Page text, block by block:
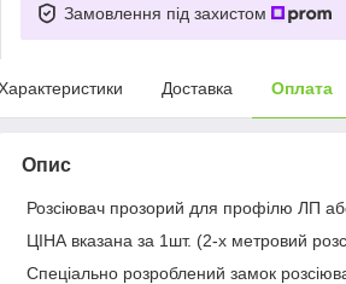
Замовлення під захистом
Доставка Оплата
Опис
Розсіювач прозорий для профілю ЛП
ЦІНА вказана за 1шт. (2-х метровий
Спеціально розроблений замок